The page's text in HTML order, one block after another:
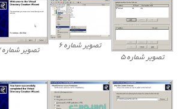
تصویر شماره ۵
تصویر شماره ۶ تصویر شماره ۷